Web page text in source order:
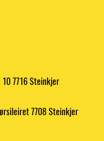
10 7716 Steinkjer
7708 Steinkjer